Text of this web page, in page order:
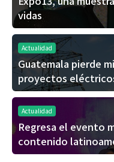
vidas
Actualidad
Guatemala pierde
proyectos
Actualidad
Regresa el evento
contenido